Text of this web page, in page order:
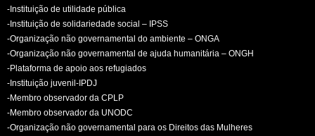
-Instituição de utilidade pública
-Instituição de solidariedade social – IPSS
-Organização não governamental do ambiente – ONGA
-Organização não governamental de ajuda humanitária – ONGH
-Plataforma de apoio aos refugiados
-Instituição juvenil-IPDJ
-Membro observador da CPLP
-Membro observador da UNODC
-Organização não governamental para os Direitos das Mulheres